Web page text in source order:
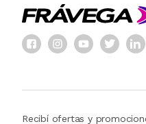
Recibí ofertas y